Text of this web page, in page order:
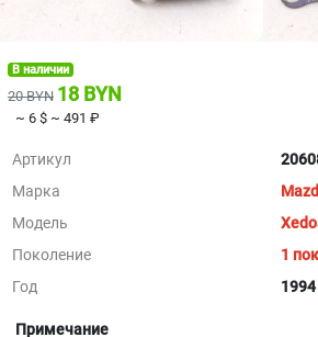
В наличии
20 BYN 18 BYN
~ 6 $ ~ 491 ₽
Артикул
Марка
Модель
Поколение
1
Год
1994
Примечание